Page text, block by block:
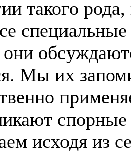
такого
специальные
они
Мы их
исходя из